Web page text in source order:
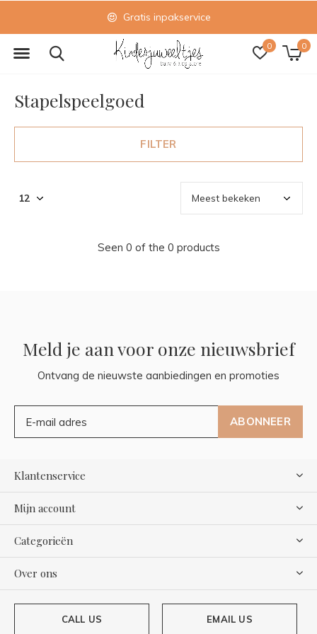
0 0
Gratis inpakservice
Stapelspeelgoed
FILTER
Seen 0 of the 0 products
Meld je aan voor onze nieuwsbrief
Ontvang de nieuwste aanbiedingen en promoties
ABONNEER
Klantenservice
Mijn account
Categorieën
Over ons
CALL US EMAIL US